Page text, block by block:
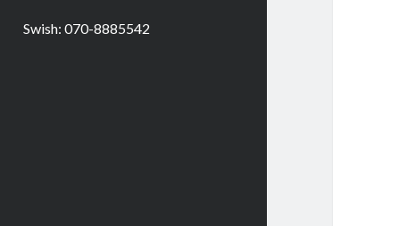
Swish: 070-8885542